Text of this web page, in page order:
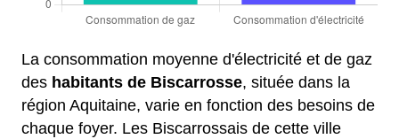
La consommation moyenne d'électricité et de gaz
des habitants de Biscarrosse, située dans la
région Aquitaine, varie en fonction des besoins de
chaque foyer. Les Biscarrossais de cette ville